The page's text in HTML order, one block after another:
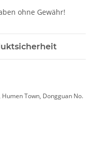
ohne Gewähr!
Town, Dongguan No.